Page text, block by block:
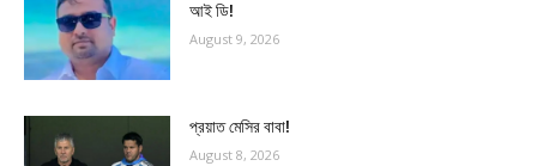
আই ডি!
August 9, 2026
প্রয়াত মেসির বাবা!
August 8, 2026